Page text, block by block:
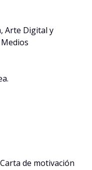
Arte Digital y
de motivación